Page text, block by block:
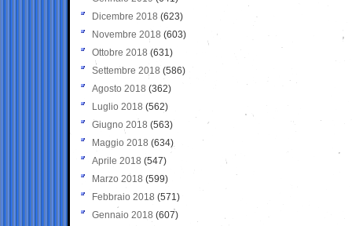
Dicembre 2018 (623)
Novembre 2018 (603)
Ottobre 2018 (631)
Settembre 2018 (586)
Agosto 2018 (362)
Luglio 2018 (562)
Giugno 2018 (563)
Maggio 2018 (634)
Aprile 2018 (547)
Marzo 2018 (599)
Febbraio 2018 (571)
Gennaio 2018 (607)